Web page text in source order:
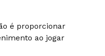
é proporcionar
ao jogar